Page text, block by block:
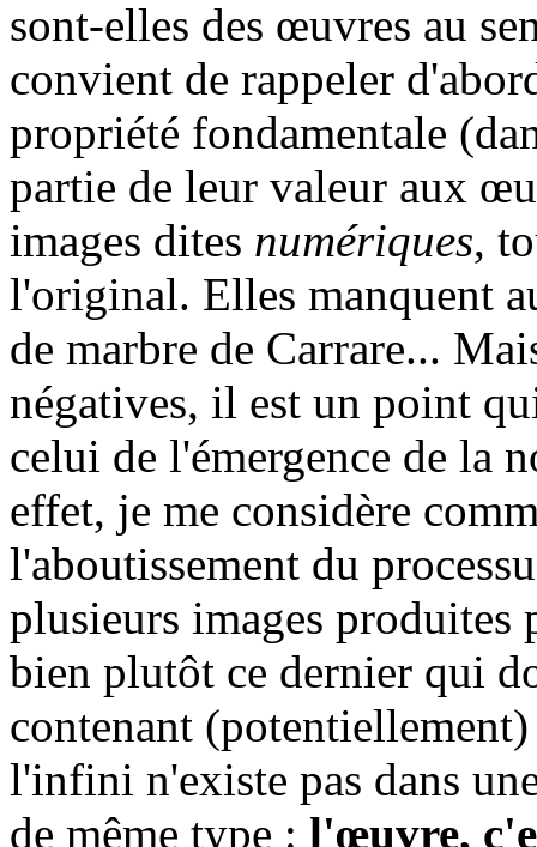
sont-elles des œuvres au
convient de rappeler
propriété fondamentale
partie de leur valeur aux
images dites numériques,
l'original. Elles manquent
de marbre de Carrare...
négatives, il est un point
celui de l'émergence de la
effet, je me considère
l'aboutissement du
plusieurs images produites
bien plutôt ce dernier qui
contenant
l'infini n'existe pas dans
de même type : l'œuvre,